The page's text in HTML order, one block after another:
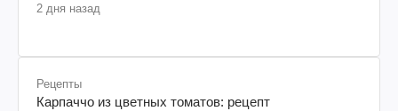
2 дня назад
Рецепты
Карпаччо из цветных томатов: рецепт